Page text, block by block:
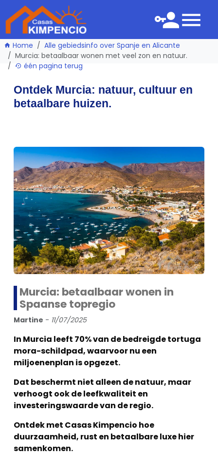
Home
Alle gebiedsinfo over Spanje en Alicante
Murcia: betaalbaar wonen met veel zon en natuur.
één pagina terug
Ontdek Murcia: natuur, cultuur en
betaalbare huizen.
Murcia: betaalbaar wonen in
Spaanse topregio
Martine - 11/07/2025
In Murcia leeft 70% van de bedreigde tortuga
mora-schildpad, waarvoor nu een
miljoenenplan is opgezet.
Dat beschermt niet alleen de natuur, maar
verhoogt ook de leefkwaliteit en
investeringswaarde van de regio.
Ontdek met Casas Kimpencio hoe
duurzaamheid, rust en betaalbare luxe hier
samenkomen.